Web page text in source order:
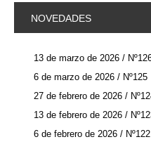
NOVEDADES
13 de marzo de 2026 /
6 de marzo de 2026 / Nº125
27 de febrero de 2026 /
13 de febrero de 2026 /
6 de febrero de 2026 / Nº122